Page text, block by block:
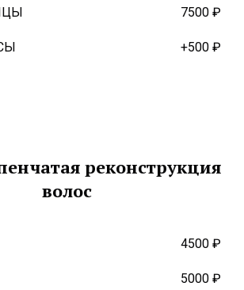
7500 ₽
+500 ₽
реконструкция
волос
4500 ₽
5000 ₽